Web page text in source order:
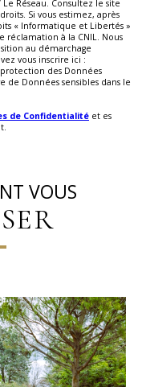
Réseau. Consultez le site
Si vous estimez, après
« Informatique et Libertés »
réclamation à la CNIL. Nous
au démarchage
vous inscrire ici :
des Données
de Données sensibles dans le
de Confidentialité et es
VOUS